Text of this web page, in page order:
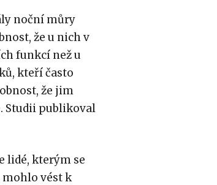
noční můry
že u nich v
funkcí než u
kteří často
že jim
Studii publikoval
lidé, kterým se
mohlo vést k